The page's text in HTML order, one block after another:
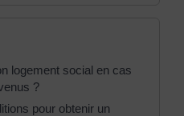
logement social en cas
?
pour obtenir un